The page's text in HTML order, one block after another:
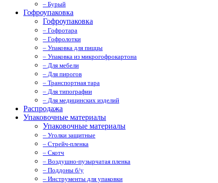
– Бурый
Гофроупаковка
Гофроупаковка
– Гофротара
– Гофролотки
– Упаковка для пиццы
– Упаковка из микрогофрокартона
– Для мебели
– Для пирогов
– Транспортная тара
– Для типографии
– Для медицинских изделий
Распродажа
Упаковочные материалы
Упаковочные материалы
– Уголки защитные
– Стрейч-пленка
– Скотч
– Воздушно-пузырчатая пленка
– Поддоны б/у
– Инструменты для упаковки